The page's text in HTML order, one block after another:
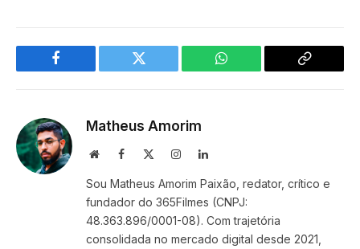
Facebook Twitter WhatsApp
Copy
Matheus Amorim
WebsiteFacebook InstagramLinkedIn
Sou Matheus Amorim Paixão, redator, crítico e
fundador do 365Filmes (CNPJ:
48.363.896/0001-08). Com trajetória
consolidada no mercado digital desde 2021,